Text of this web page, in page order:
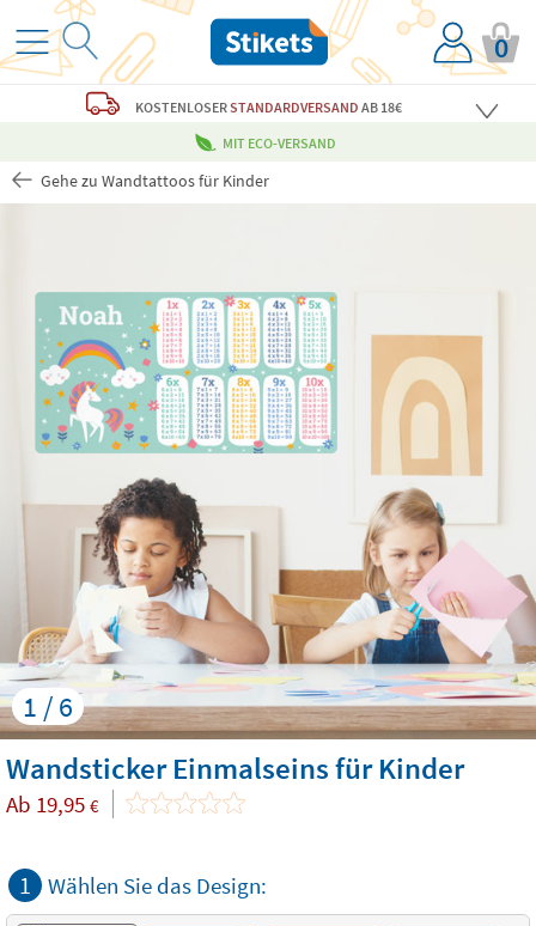
0
KOSTENLOSERSTANDARDVERSAND AB 18€
MIT ECO-VERSAND
Gehe zu Wandtattoos für Kinder
1 / 6
Wandsticker Einmalseins für Kinder
Ab 19,95 €
1 Wählen Sie das Design: